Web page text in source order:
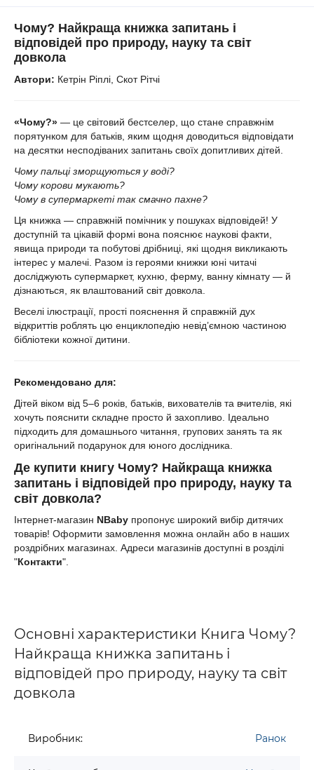
Чому? Найкраща книжка запитань і
відповідей про природу, науку та світ
довкола
Автори: Кетрін Ріплі, Скот Рітчі
«Чому?» — це світовий бестселер, що стане справжнім
порятунком для батьків, яким щодня доводиться відповідати
на десятки несподіваних запитань своїх допитливих дітей.
Чому пальці зморщуються у воді?
Чому корови мукають?
Чому в супермаркеті так смачно пахне?
Ця книжка — справжній помічник у пошуках відповідей! У
доступній та цікавій формі вона пояснює наукові факти,
явища природи та побутові дрібниці, які щодня викликають
інтерес у малечі. Разом із героями книжки юні читачі
досліджують супермаркет, кухню, ферму, ванну кімнату — й
дізнаються, як влаштований світ довкола.
Веселі ілюстрації, прості пояснення й справжній дух
відкриттів роблять цю енциклопедію невід’ємною частиною
бібліотеки кожної дитини.
Рекомендовано для:
Дітей віком від 5–6 років, батьків, вихователів та вчителів, які
хочуть пояснити складне просто й захопливо. Ідеально
підходить для домашнього читання, групових занять та як
оригінальний подарунок для юного дослідника.
Де купити книгу Чому? Найкраща книжка
запитань і відповідей про природу, науку та
світ довкола?
Інтернет-магазин NBaby пропонує широкий вибір дитячих
товарів! Оформити замовлення можна онлайн або в наших
роздрібних магазинах. Адреси магазинів доступні в розділі
"Контакти".
Основні характеристики Книга Чому?
Найкраща книжка запитань і
відповідей про природу, науку та світ
довкола
Виробник: Ранок